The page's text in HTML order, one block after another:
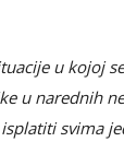
u kojoj
u narednih
svima